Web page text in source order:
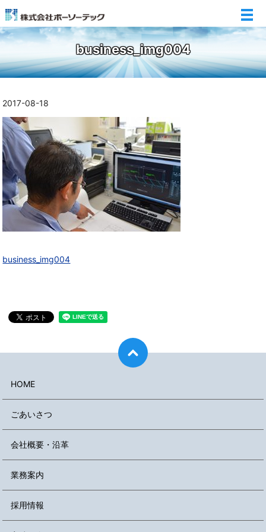
メ
business_img004
2017-08-18
business_img004
HOME
ごあいさつ
会社概要・沿革
業務案内
採用情報